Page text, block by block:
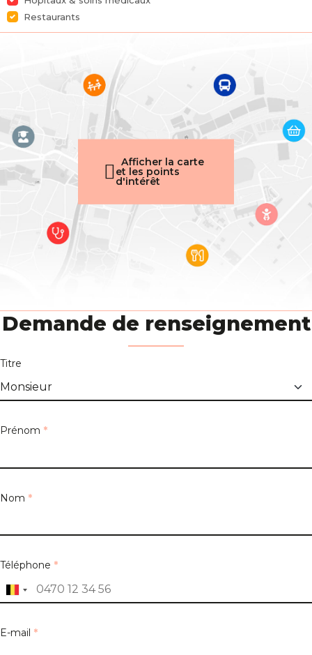
Restaurants
Afficher la carte
et les points
d'intérêt
Demande de renseignement
Titre
Prénom *
Nom *
Téléphone *
E-mail *